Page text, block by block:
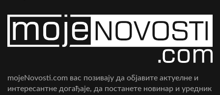
mojeNovosti.com вас позивају да објавите актуелне и
интересантне догађаје, да постанете новинар и уредник